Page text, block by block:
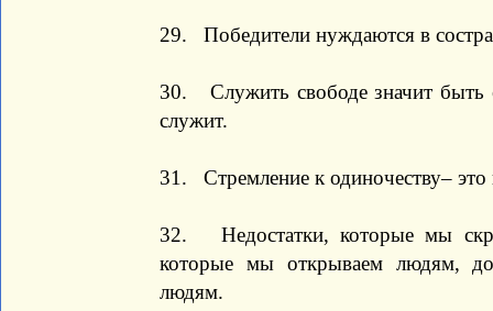
29. Победители нуждаются в
30. Служить свободе значит быть
служит.
31. Стремление к одиночеству–
32. Недостатки, которые мы
которые мы открываем людям,
людям.